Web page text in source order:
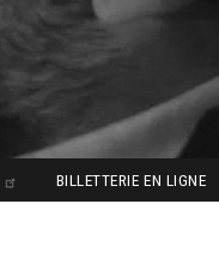
BILLETTERIE EN LIGNE